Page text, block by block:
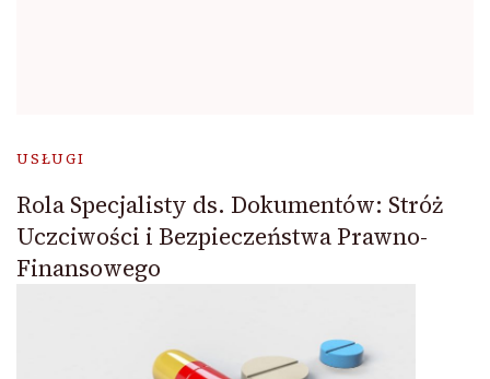
USŁUGI
Rola Specjalisty ds. Dokumentów: Stróż
Uczciwości i Bezpieczeństwa Prawno-
Finansowego